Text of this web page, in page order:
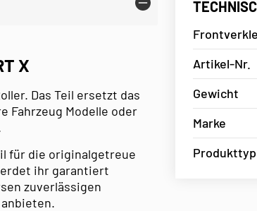
X
Das Teil ersetzt das
Fahrzeug Modelle oder
für die originalgetreue
ihr garantiert
zuverlässigen
Artikel-Nr.
Gewicht
Marke
Produkttyp